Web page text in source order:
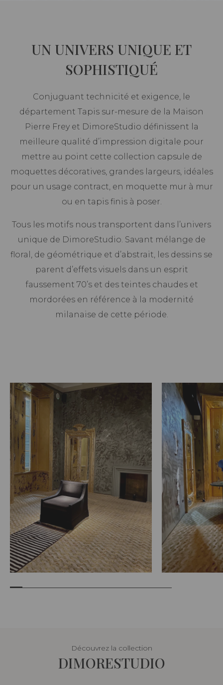
UN UNIVERS UNIQUE ET
SOPHISTIQUÉ
Conjuguant technicité et exigence, le
département Tapis sur-mesure de la Maison
Pierre Frey et DimoreStudio définissent la
meilleure qualité d’impression digitale pour
mettre au point cette collection capsule de
moquettes décoratives, grandes largeurs, idéales
pour un usage contract, en moquette mur à mur
ou en tapis finis à poser.
Tous les motifs nous transportent dans l’univers
unique de DimoreStudio. Savant mélange de
floral, de géométrique et d’abstrait, les dessins se
parent d’effets visuels dans un esprit
faussement 70’s et des teintes chaudes et
mordorées en référence à la modernité
milanaise de cette période.
Découvrez la collection
DIMORESTUDIO